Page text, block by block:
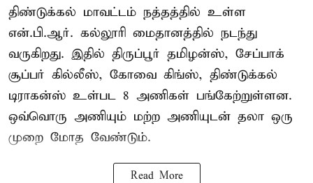
திண்டுக்கல் மாவட்டம் நத்தத்தில் உள்ள
என்.பி.ஆர். கல்லூரி மைதானத்தில் நடந்து
வருகிறது. இதில் திருப்பூர் தமிழன்ஸ், சேப்பாக்
சூப்பர் கில்லீஸ், கோவை கிங்ஸ், திண்டுக்கல்
டிராகன்ஸ் உள்பட 8 அணிகள் பங்கேற்றுள்ளன.
ஒவ்வொரு அணியும் மற்ற அணியுடன் தலா ஒரு
முறை மோத வேண்டும்.
Read More